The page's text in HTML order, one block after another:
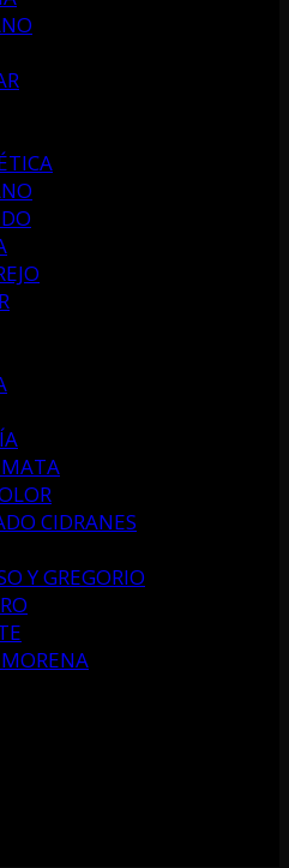
MATA
CIDRANES
Y GREGORIO